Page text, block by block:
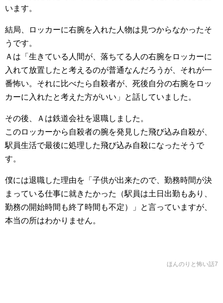
います。
結局、ロッカーに右腕を入れた人物は見つからなかったそ
うです。
Ａは「生きている人間が、落ちてる人の右腕をロッカーに
入れて放置したと考えるのが普通なんだろうが、それが一
番怖い。それに比べたら自殺者が、死後自分の右腕をロッ
カーに入れたと考えた方がいい」と話していました。
その後、Ａは鉄道会社を退職しました。
このロッカーから自殺者の腕を発見した飛び込み自殺が、
駅員生活で最後に処理した飛び込み自殺になったそうで
す。
僕には退職した理由を「子供が出来たので、勤務時間が決
まっている仕事に就きたかった（駅員は土日出勤もあり、
勤務の開始時間も終了時間も不定）」と言っていますが、
本当の所はわかりません。
ほんのりと怖い話7